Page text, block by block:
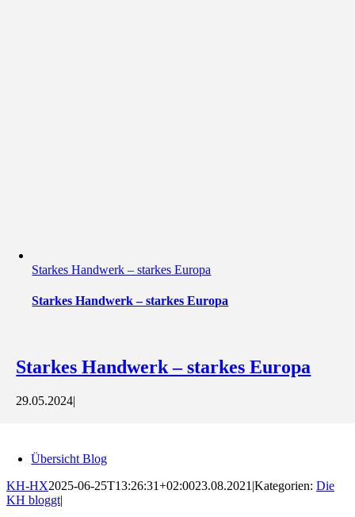
Starkes Handwerk – starkes Europa
Starkes Handwerk – starkes Europa
Starkes Handwerk – starkes Europa
29.05.2024|
Übersicht Blog
KH-HX2025-06-25T13:26:31+02:0023.08.2021 |Kategorien: Die
KH bloggt|